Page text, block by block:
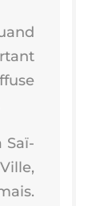
Saï­